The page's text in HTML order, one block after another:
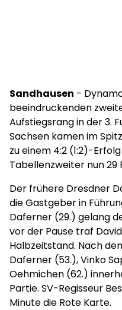
Sandhausen -
beeindruckenden
Aufstiegsrang in der 3.
Sachsen kamen im
zu einem 4:2 (1:2)-
Tabellenzweiter nun 29
Der frühere Dresdner
die Gastgeber in
Daferner (29.) gelang
vor der Pause traf
Halbzeitstand. Nach
Daferner (53.), Vinko
Oehmichen (62.)
Partie. SV-Regisseur
Minute die Rote Karte.